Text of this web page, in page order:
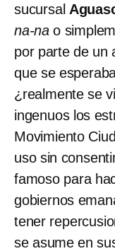
sucursal
na-na o
por parte de un
que se
¿realmente se
ingenuos los
Movimiento
uso sin
famoso para
gobiernos
tener
se asume en